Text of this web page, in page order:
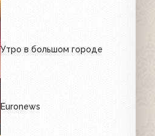
Утро в большом городе
Euronews